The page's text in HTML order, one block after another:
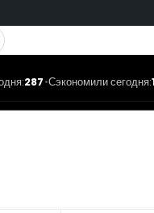
287•Сэкономили сегодня: